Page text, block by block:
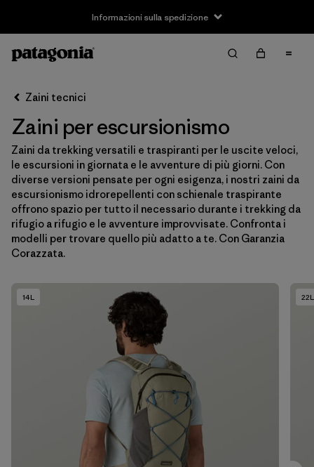
Informazioni sulla spedizione
Filtra per
Taglia
M (4)
L (5)
Taglia Unica (3)
Genere
Famiglia di prodotti
Zaini tecnici
Zaini per escursionismo
Zaini da trekking versatili e traspiranti per le uscite veloci,
le escursioni in giornata e le avventure di più giorni. Con
diverse versioni pensate per ogni esigenza, i nostri zaini da
escursionismo idrorepellenti con schienale traspirante
offrono spazio per tutto il necessario durante i trekking da
rifugio a rifugio e le avventure improvvisate. Confronta i
modelli per trovare quello più adatto a te. Con Garanzia
Corazzata.
14L 22L